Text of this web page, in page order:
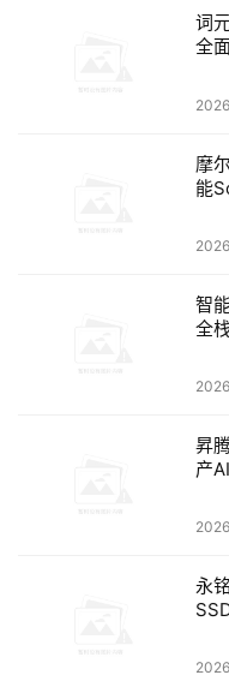
业，也能实现最高的服
则的软件引擎。该引擎
入的"动态系统优化减
公司不断变化的目标保
本文来源于DOIT传媒，
词
全
摩
能
智
全
昇
产
永